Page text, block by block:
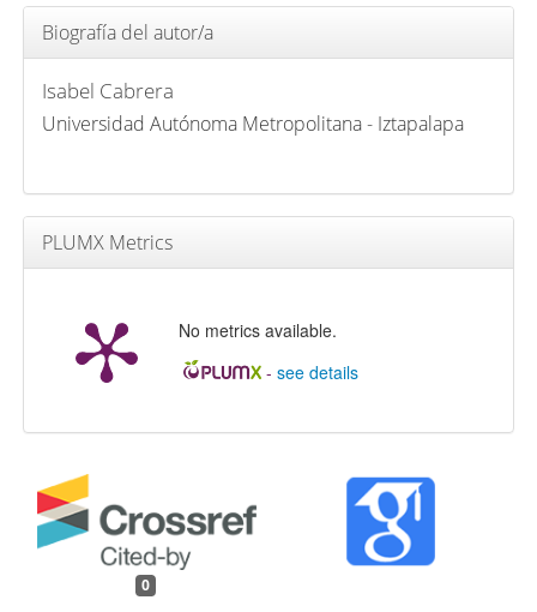
Biografía del autor/a
Isabel Cabrera
Universidad Autónoma Metropolitana - Iztapalapa
PLUMX Metrics
No metrics available.
-see details
0